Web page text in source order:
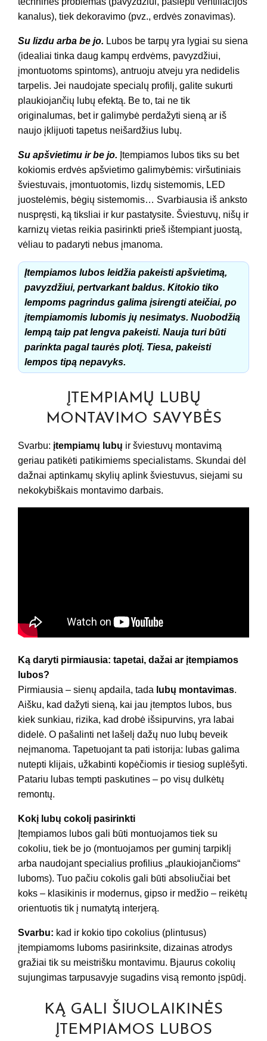
kanalus), tiek dekoravimo (pvz., erdvės zonavimas).
Su lizdu arba be jo. Lubos be tarpų yra lygiai su siena
(idealiai tinka daug kampų erdvėms, pavyzdžiui,
įmontuotoms spintoms), antruoju atveju yra nedidelis
tarpelis. Jei naudojate specialų profilį, galite sukurti
plaukiojančių lubų efektą. Be to, tai ne tik
originalumas, bet ir galimybė perdažyti sieną ar iš
naujo įklijuoti tapetus neišardžius lubų.
Su apšvietimu ir be jo. Įtempiamos lubos tiks su bet
kokiomis erdvės apšvietimo galimybėmis: viršutiniais
šviestuvais, įmontuotomis, lizdų sistemomis, LED
juostelėmis, bėgių sistemomis… Svarbiausia iš anksto
nuspręsti, ką tiksliai ir kur pastatysite. Šviestuvų, nišų ir
karnizų vietas reikia pasirinkti prieš ištempiant juostą,
vėliau to padaryti nebus įmanoma.
Įtempiamos lubos leidžia pakeisti apšvietimą,
pavyzdžiui, pertvarkant baldus. Kitokio tiko
lempoms pagrindus galima įsirengti ateičiai, po
įtempiamomis lubomis jų nesimatys. Nuobodžią
lempą taip pat lengva pakeisti. Nauja turi būti
parinkta pagal taurės plotį. Tiesa, pakeisti
lempos tipą nepavyks.
ĮTEMPIAMŲ LUBŲ
MONTAVIMO SAVYBĖS
Svarbu: įtempiamų lubų ir šviestuvų montavimą
geriau patikėti patikimiems specialistams. Skundai dėl
dažnai aptinkamų skylių aplink šviestuvus, siejami su
nekokybiškais montavimo darbais.
Ką daryti pirmiausia: tapetai, dažai ar įtempiamos
lubos?
Pirmiausia – sienų apdaila, tada lubų montavimas.
Aišku, kad dažyti sieną, kai jau įtemptos lubos, bus
kiek sunkiau, rizika, kad drobė išsipurvins, yra labai
didelė. O pašalinti net lašelį dažų nuo lubų beveik
neįmanoma. Tapetuojant ta pati istorija: lubas galima
nutepti klijais, užkabinti kopėčiomis ir tiesiog suplėšyti.
Patariu lubas tempti paskutines – po visų dulkėtų
remontų.
Kokį lubų cokolį pasirinkti
Įtempiamos lubos gali būti montuojamos tiek su
cokoliu, tiek be jo (montuojamos per guminį tarpiklį
arba naudojant specialius profilius „plaukiojančioms“
luboms). Tuo pačiu cokolis gali būti absoliučiai bet
koks – klasikinis ir modernus, gipso ir medžio – reikėtų
orientuotis tik į numatytą interjerą.
Svarbu: kad ir kokio tipo cokolius (plintusus)
įtempiamoms luboms pasirinksite, dizainas atrodys
gražiai tik su meistrišku montavimu. Bjaurus cokolių
sujungimas tarpusavyje sugadins visą remonto įspūdį.
KĄ GALI ŠIUOLAIKINĖS
ĮTEMPIAMOS LUBOS